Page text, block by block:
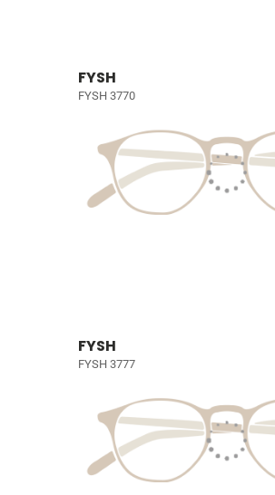
FYSH
FYSH 3770
FYSH
FYSH 3777